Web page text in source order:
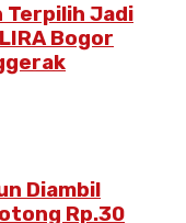
Terpilih Jadi
Bogor
Diambil
Rp.30